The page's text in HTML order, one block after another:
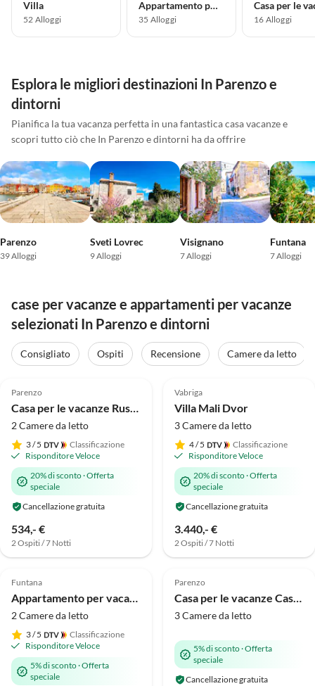
Villa
52 Alloggi
Appartamento per vacanze
35 Alloggi 16 Alloggi
Esplora le migliori destinazioni In Parenzo e
dintorni
Pianifica la tua vacanza perfetta in una fantastica casa vacanze e
scopri tutto ciò che In Parenzo e dintorni ha da offrire
Parenzo
39 Alloggi
Sveti Lovrec
9 Alloggi
Visignano
7 Alloggi
Funtana
7 Alloggi
case per vacanze e appartamenti per vacanze
selezionati In Parenzo e dintorni
Consigliato Ospiti Recensione
Camere da letto
Parenzo
Casa per le vacanze Rustika
2 Camere da letto
3/ 5
Classificazione
Risponditore Veloce
20% di sconto·Offerta
speciale
Cancellazione gratuita
534,- €
2 Ospiti / 7 Notti
Annuncio in
Alto
Vabriga
Villa Mali Dvor
3 Camere da letto
4/ 5
Classificazione
Risponditore Veloce
20% di sconto·Offerta
speciale
Cancellazione gratuita
3.440,- €
2 Ospiti / 7 Notti
Alto
5.0 (4)
Funtana
Appartamento per vacanze Bellavista Superior
2 Camere da letto
3/ 5
Classificazione
Risponditore Veloce
5% di sconto·Offerta
speciale
5.0 (1)
Parenzo
Casa per le vacanze Casa Arsini
3 Camere da letto
5% di sconto·Offerta
speciale
Cancellazione gratuita